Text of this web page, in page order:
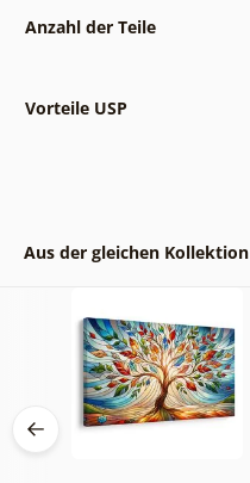
Anzahl der Teile
Vorteile USP
Aus der gleichen Kollektion